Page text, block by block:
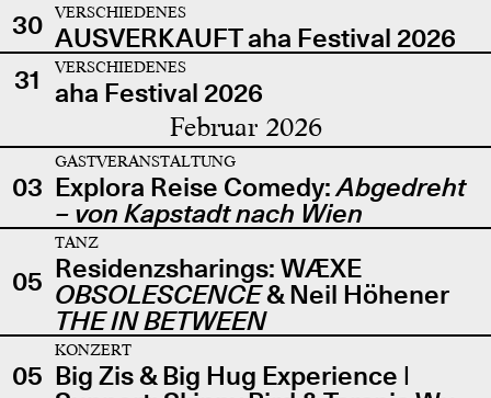
30
VERSCHIEDENES
AUSVERKAUFT aha Festival 2026
31
VERSCHIEDENES
aha Festival 2026
Februar 2026
03
GASTVERANSTALTUNG
Explora Reise Comedy:Abgedreht
– von Kapstadt nach Wien
05
TANZ
Residenzsharings: WÆXE
OBSOLESCENCE& Neil Höhener
THE IN BETWEEN
05
KONZERT
Big Zis & Big Hug Experience |